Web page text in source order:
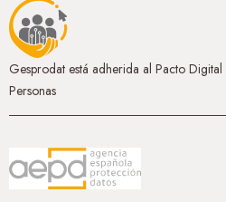
Gesprodat está adherida al Pacto
Personas